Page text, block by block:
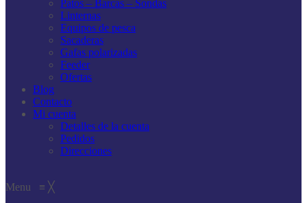
Patos – Barcas – Sondas
Linternas
Equipos de pesca
Sacaderas
Gafas polarizadas
Feeder
Ofertas
Blog
Contacto
Mi cuenta
Detalles de la cuenta
Pedidos
Direcciones
Menu ≡ ╳